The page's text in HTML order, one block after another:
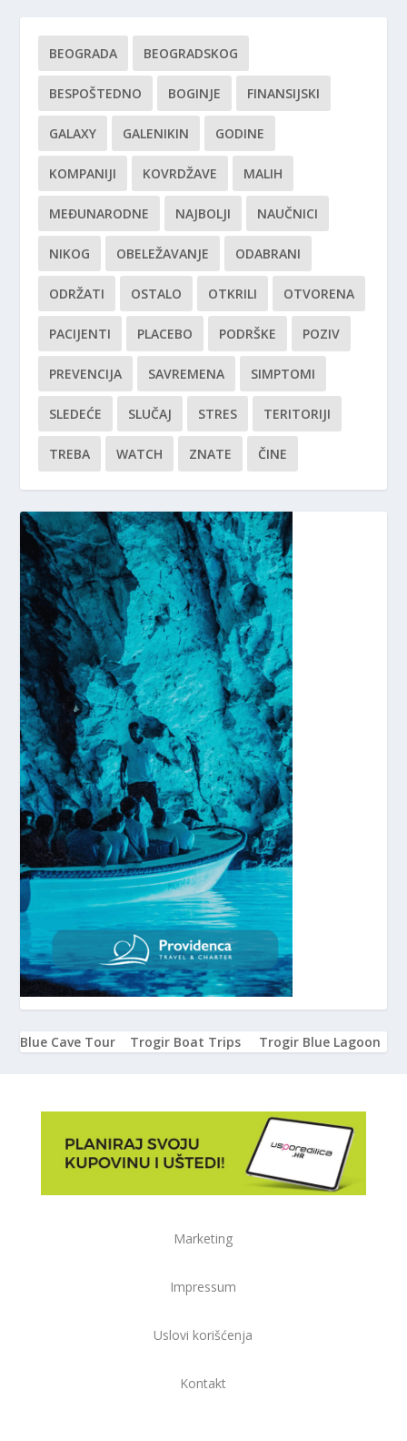
BEOGRADA BEOGRADSKOG
BESPOŠTEDNO BOGINJE FINANSIJSKI
GALAXY GALENIKIN GODINE
KOMPANIJI KOVRDŽAVE MALIH
MEĐUNARODNE NAJBOLJI NAUČNICI
NIKOG OBELEŽAVANJE ODABRANI
ODRŽATI OSTALO OTKRILI OTVORENA
PACIJENTI PLACEBO PODRŠKE POZIV
PREVENCIJA SAVREMENA SIMPTOMI
SLEDEĆE SLUČAJ STRES TERITORIJI
TREBA WATCH ZNATE ČINE
Blue Cave Tour Trogir Boat Trips Trogir Blue Lagoon
Marketing
Impressum
Uslovi korišćenja
Kontakt